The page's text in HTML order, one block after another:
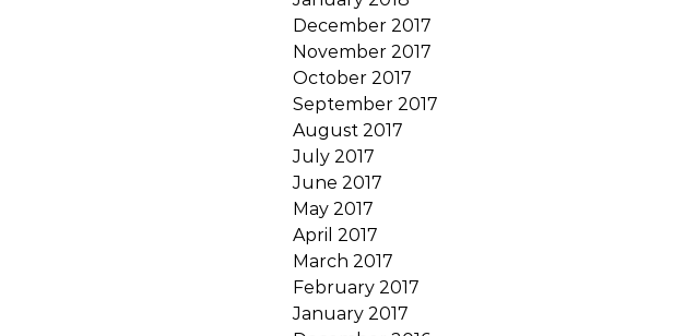
December 2017
November 2017
October 2017
September 2017
August 2017
July 2017
June 2017
May 2017
April 2017
March 2017
February 2017
January 2017